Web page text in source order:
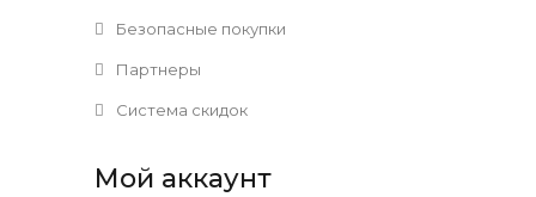
Безопасные покупки
Партнеры
Система скидок
Мой аккаунт